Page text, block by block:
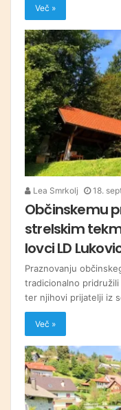
Več »
Lea Smrkolj 18.
Občinskemu
strelskim
lovci LD
Praznovanju
tradicionalno
ter njihovi prijatelji iz
Več »